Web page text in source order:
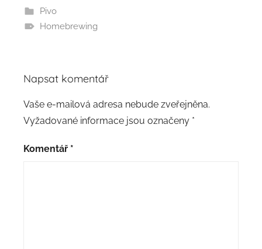
Pivo
Homebrewing
Napsat komentář
Vaše e-mailová adresa nebude zveřejněna.
Vyžadované informace jsou označeny *
Komentář *